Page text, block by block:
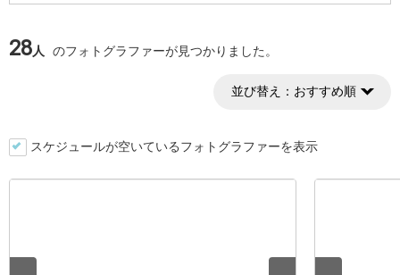
28人 のフォトグラファーが見つかりました。
並び替え： おすすめ順
スケジュールが空いているフォトグラファーを表示